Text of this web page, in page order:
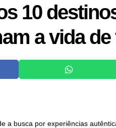
10
a vida de
a busca por experiências